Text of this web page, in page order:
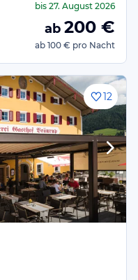
bis 27. August 2026
ab 200 €
ab 100 € pro Nacht
12